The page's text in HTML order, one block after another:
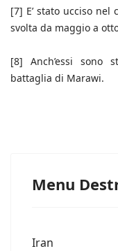
[7] E’ stato ucciso
svolta da maggio a
[8] Anch’essi sono
battaglia di Marawi.
Menu
Iran